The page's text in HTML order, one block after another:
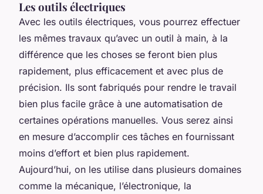
Les outils électriques
Avec les outils électriques, vous pourrez effectuer
les mêmes travaux qu’avec un outil à main, à la
différence que les choses se feront bien plus
rapidement, plus efficacement et avec plus de
précision. Ils sont fabriqués pour rendre le travail
bien plus facile grâce à une automatisation de
certaines opérations manuelles. Vous serez ainsi
en mesure d’accomplir ces tâches en fournissant
moins d’effort et bien plus rapidement.
Aujourd’hui, on les utilise dans plusieurs domaines
comme la mécanique, l’électronique, la